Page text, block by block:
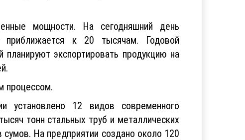
мощности. На сегодняшний день
приближается к 20 тысячам. Годовой
экспортировать продукцию на
процессом.
установлено 12 видов современного
тонн стальных труб и металлических
На предприятии создано около 120